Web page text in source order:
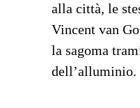
alla città, le
Vincent van
la sagoma
dell’alluminio.